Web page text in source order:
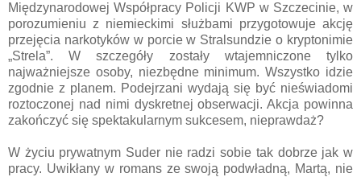
Międzynarodowej Współpracy Policji KWP w Szczecinie, w
porozumieniu z niemieckimi służbami przygotowuje akcję
przejęcia narkotyków w porcie w Stralsundzie o kryptonimie
„Strela”. W szczegóły zostały wtajemniczone tylko
najważniejsze osoby, niezbędne minimum. Wszystko idzie
zgodnie z planem. Podejrzani wydają się być nieświadomi
roztoczonej nad nimi dyskretnej obserwacji. Akcja powinna
zakończyć się spektakularnym sukcesem, nieprawdaż?
W życiu prywatnym Suder nie radzi sobie tak dobrze jak w
pracy. Uwikłany w romans ze swoją podwładną, Martą, nie